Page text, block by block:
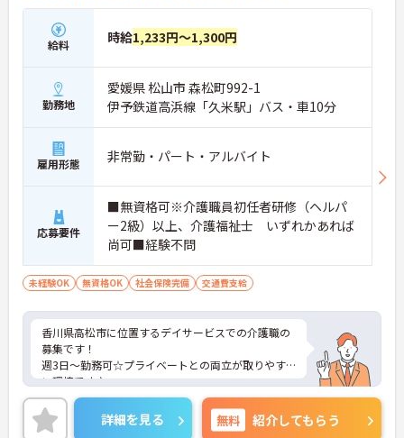
給料 時給1,233円～1,300円
勤務地
愛媛県 松山市 森松町992-1
伊予鉄道高浜線「久米駅」バス・車10分
雇用形態 非常勤・パート・アルバイト
応募要件
■無資格可※介護職員初任者研修（ヘルパ
ー2級）以上、介護福祉士 いずれかあれば
尚可■経験不問
未経験OK 無資格OK 社会保険完備 交通費支給
香川県高松市に位置するデイサービスでの介護職の
募集です！
週3日～勤務可☆プライベートとの両立が取りやす
い環境です♪
ご興味ある方には、面接対策ポイントなど、さらに
詳細をお話しいたしますのでお気軽にご相談くださ
い。
詳細を見る 無料 紹介してもらう